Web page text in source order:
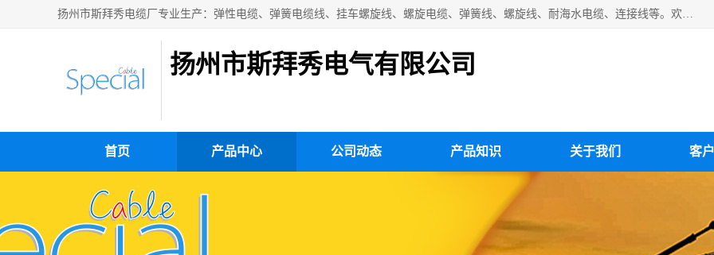
扬州市斯拜秀电缆厂专业生产：弹性电缆、弹簧电缆线、挂车螺旋线、螺旋电缆、弹簧线、螺旋线、耐海水电缆、连接线等。欢迎来电咨询！
扬州市斯拜秀电气有限公司
首页 产品中心 公司动态 产品知识 关于我们 客